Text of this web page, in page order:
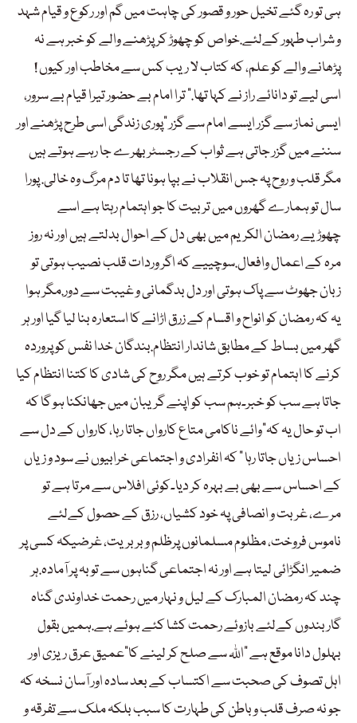
ہی تو رہ گئے تخیل حور و قصور کی چاہت میں گم اور رکوع و قیام شہد
و شراب طہور کےلئے.خواص کو چھوڑ کر پڑھنے والے کو خبر ہے نہ
پڑھانے والے کو علم، کہ کتاب لا ریب کس سے مخاطب اور کیوں !
اسی لیے تو دانائے راز نے کہا تھا.” ترا امام بے حضور تیرا قیام بے سرور،
ایسی نماز سے گزر ایسے امام سے گزر “پوری زندگی اسی طرح پڑھنے اور
سننے میں گزر جاتی ہے ثواب کے رجسٹر بھرے جا رہے ہوتے ہیں
مگر قلب و روح پہ جس انقلاب نے بپا ہونا تھا تا دم مرگ وہ خالی. پورا
سال تو ہمارے گھروں میں تربیت کا جو اہتمام رہتا ہے اسے
چھوڑیے رمضان الکریم میں بھی دل کے احوال بدلتے ہیں اور نہ روز
مرہ کے اعمال وافعال.سوچییے کہ اگر وردات قلب نصیب ہوتی تو
زبان جھوٹ سے پاک ہوتی اور دل بدگمانی و غیبت سے دور.مگر ہوا
یہ کہ رمضان کو انواح و اقسام کے زرق اڑانے کا استعارہ بنا لیا گیا اور ہر
گھر میں بساط کے مطابق شاندار انتظام.بندگان خدا نفس کو پروردہ
کرنے کا اہتمام تو خوب کرتے ہیں مگر روح کی شادی کا کتنا انتظام کیا
جاتا ہے سب کو خبر۔ہم سب کو اپنے گریبان میں جھانکنا ہو گا کہ
اب تو حال یہ کہ”وائے ناکامی متاع کارواں جاتا رہا، کارواں کے دل سے
احساس زیاں جاتا رہا ” کہ انفرادی و اجتماعی خرابیوں نے سود و زیاں
کے احساس سے بھی بے بہرہ کر دیا۔کوئی افلاس سے مرتا ہے تو
مرے، غربت و انصافی پہ خود کشیاں، رزق کے حصول کےلئے
ناموس فروخت، مظلوم مسلمانوں پرظلم و بربریت، غرضیکہ کسی پر
ضمیر انگڑائی لیتا ہے اور نہ اجتماعی گناہوں سے توبہ پر آمادہ.ہر
چند کہ رمضان المبارک کے لیل و نہار میں رحمت خداوندی گناہ
گار بندوں کےلئے بازوئے رحمت کشا کئے ہوئے ہے.ہمیں بقول
بہلول دانا موقع ہے “اللہ سے صلح کر لینے کا”عمیق عرق ریزی اور
اہل تصوف کی صحبت سے اکتساب کے بعد سادہ اور آسان نسخہ کہ
جو نہ صرف قلب و باطن کی طہارت کا سبب بلکہ ملک سے تفرقہ و